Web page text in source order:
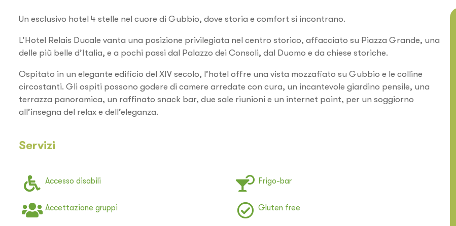
Un esclusivo hotel 4 stelle nel cuore di Gubbio, dove storia e comfort si incontrano.
L’Hotel Relais Ducale vanta una posizione privilegiata nel centro storico, affacciato su Piazza Grande, una
delle più belle d’Italia, e a pochi passi dal Palazzo dei Consoli, dal Duomo e da chiese storiche.
Ospitato in un elegante edificio del XIV secolo, l’hotel offre una vista mozzafiato su Gubbio e le colline
circostanti. Gli ospiti possono godere di camere arredate con cura, un incantevole giardino pensile, una
terrazza panoramica, un raffinato snack bar, due sale riunioni e un internet point, per un soggiorno
all’insegna del relax e dell’eleganza.
Servizi
Accesso disabili
Accettazione gruppi
Frigo-bar
Gluten free